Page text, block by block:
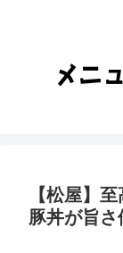
【松屋】
豚丼が旨さ